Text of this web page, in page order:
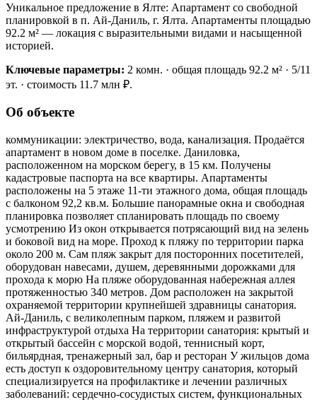
Уникальное предложение в Ялте: Апартамент со свободной
планировкой в п. Ай-Даниль, г. Ялта. Апартаменты площадью
92.2 м² — локация с выразительными видами и насыщенной
историей.
Ключевые параметры: 2 комн. · общая площадь 92.2 м² · 5/11
эт. · стоимость 11.7 млн ₽.
Об объекте
коммуникации: электричество, вода, канализация. Продаётся
апартамент в новом доме в поселке. Даниловка,
расположенном на морском берегу, в 15 км. Получены
кадастровые паспорта на все квартиры. Апартаменты
расположены на 5 этаже 11-ти этажного дома, общая площадь
с балконом 92,2 кв.м. Большие панорамные окна и свободная
планировка позволяет спланировать площадь по своему
усмотрению Из окон открывается потрясающий вид на зелень
и боковой вид на море. Проход к пляжу по территории парка
около 200 м. Сам пляж закрыт для посторонних посетителей,
оборудован навесами, душем, деревянными дорожками для
прохода к морю На пляже оборудованная набережная аллея
протяженностью 340 метров. Дом расположен на закрытой
охраняемой территории крупнейшей здравницы санатория.
Ай-Даниль, с великолепным парком, пляжем и развитой
инфраструктурой отдыха На территории санатория: крытый и
открытый бассейн с морской водой, теннисный корт,
бильярдная, тренажерный зал, бар и ресторан У жильцов дома
есть доступ к оздоровительному центру санатория, который
специализируется на профилактике и лечении различных
заболеваний: сердечно-сосудистых систем, функциональных